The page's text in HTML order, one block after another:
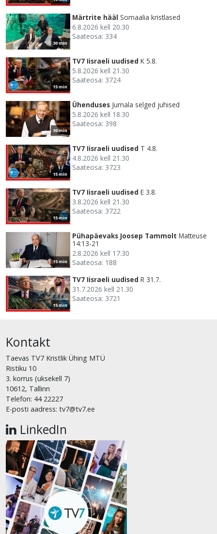
30 min
Märtrite hääl Somaalia kristlased
6.8.2026 kell 20.30
Saateosa: 334
15 min
TV7 Iisraeli uudised K 5.8.
5.8.2026 kell 21.30
Saateosa: 3724
30 min
Ühenduses Jumala selged juhised
5.8.2026 kell 18.30
Saateosa: 398
15 min
TV7 Iisraeli uudised T 4.8.
4.8.2026 kell 21.30
Saateosa: 3723
15 min
TV7 Iisraeli uudised E 3.8.
3.8.2026 kell 21.30
Saateosa: 3722
15 min
Pühapäevaks Joosep Tammolt Matteuse
14:13-21
2.8.2026 kell 17.30
Saateosa: 188
15 min
TV7 Iisraeli uudised R 31.7.
31.7.2026 kell 21.30
Saateosa: 3721
Kontakt
Taevas TV7 Kristlik Ühing MTÜ
Ristiku 10
3. korrus (uksekell 7)
10612, Tallinn
Telefon: 44 22227
E-posti aadress: tv7@tv7.ee
LinkedIn